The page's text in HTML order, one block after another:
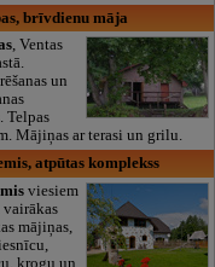
brīvdienu māja
, Ventas
un
Telpas
Mājiņas ar terasi un grilu.
atpūtas komplekss
viesiem
vairākas
mājiņas,
krogu un